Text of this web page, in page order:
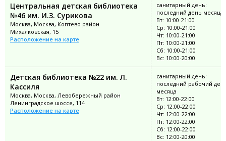
Центральная детская библиотека
№46 им. И.З. Сурикова
Москва, Москва, Коптево район
Михалковская, 15
Расположение на карте
санитарный день:
последний день месяца
Вт: 10:00-21:00
Ср: 10:00-21:00
Чт: 10:00-21:00
Пт: 10:00-21:00
Сб: 10:00-21:00
Вс: 10:00-20:00
Детская библиотека №22 им. Л.
Кассиля
Москва, Москва, Левобережный район
Ленинградское шоссе, 114
Расположение на карте
санитарный день:
последний рабочий
месяца
Вт: 12:00-22:00
Ср: 12:00-22:00
Чт: 12:00-22:00
Пт: 12:00-22:00
Сб: 12:00-22:00
Вс: 12:00-20:00